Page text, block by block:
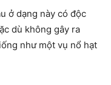
ở dạng này có độc
dù không gây ra
như một vụ nổ hạt